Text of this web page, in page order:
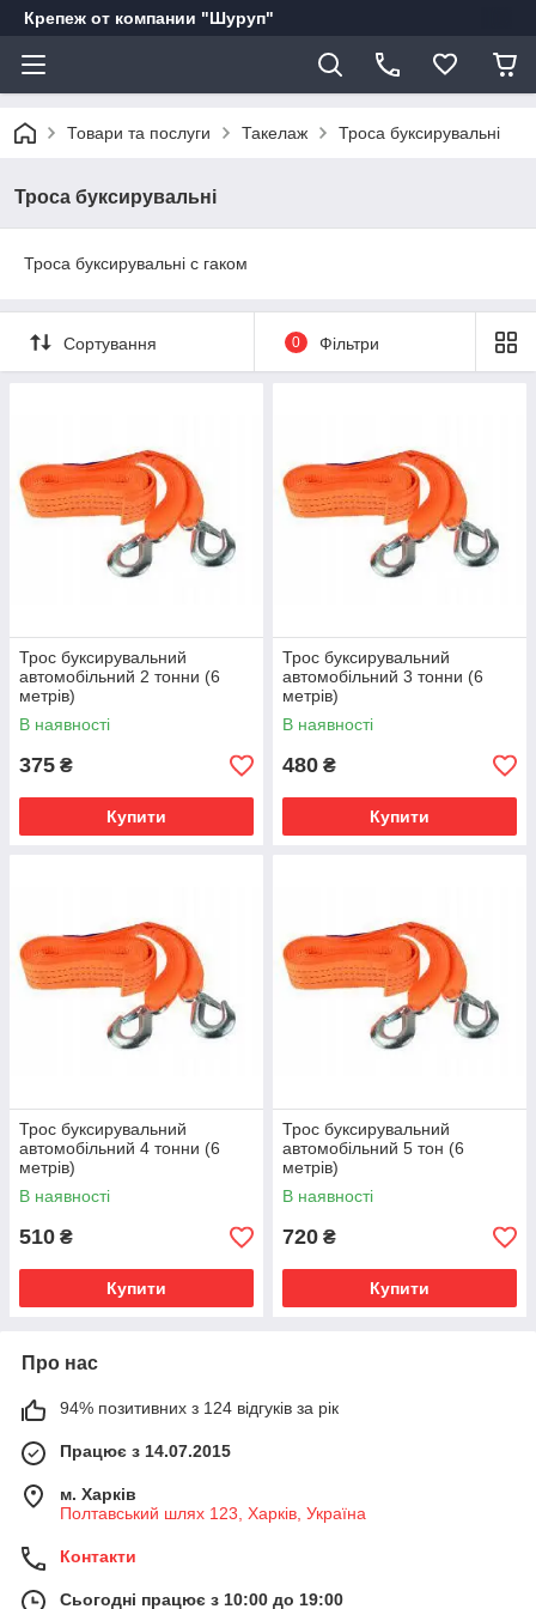
Крепеж от компании "Шуруп"
Товари та послуги Такелаж Троса буксирувальні
Троса буксирувальні
Троса буксирувальні с гаком
Сортування 0 Фільтри
Трос буксирувальний
автомобільний 2 тонни (6
метрів)
В наявності
375 ₴
Купити
Трос буксирувальний
автомобільний 3 тонни (6
метрів)
В наявності
480 ₴
Купити
Трос буксирувальний
автомобільний 4 тонни (6
метрів)
В наявності
510 ₴
Купити
Трос буксирувальний
автомобільний 5 тон (6
метрів)
В наявності
720 ₴
Купити
Про нас
94% позитивних з 124 відгуків за рік
Працює з 14.07.2015
м. Харків
Полтавський шлях 123, Харків, Україна
Контакти
Сьогодні працює з 10:00 до 19:00